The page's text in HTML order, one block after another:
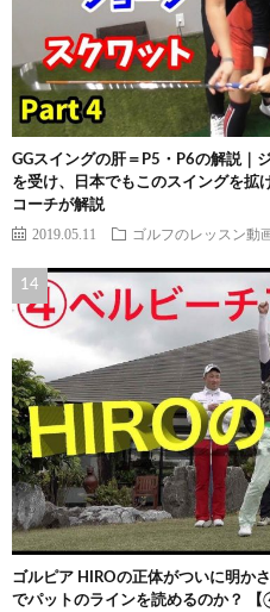
GGスイングの肝＝P5・P6の解説｜
を受け、日本でもこのスイングを拡
コーチが解説
2019.05.11 ゴルフのレッスン動
ゴルピア HIROの正体がついに明か
でパットのラインを読めるのか？